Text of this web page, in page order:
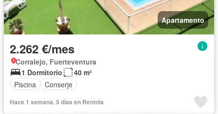
Apartamento
2.262 €/mes
Corralejo, Fuerteventura
1 Dormitorio
40 m²
Piscina
Conserje
Hace 1 semana, 5 días en Rentola